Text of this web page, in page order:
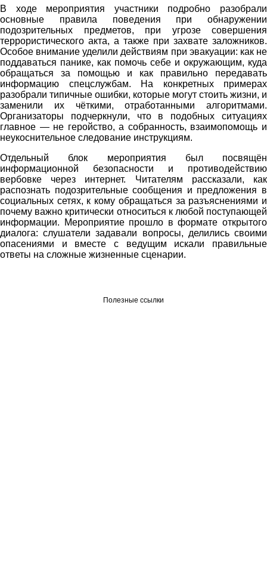
В ходе мероприятия участники подробно разобрали
основные правила поведения при обнаружении
подозрительных предметов, при угрозе совершения
террористического акта, а также при захвате заложников.
Особое внимание уделили действиям при эвакуации: как не
поддаваться панике, как помочь себе и окружающим, куда
обращаться за помощью и как правильно передавать
информацию спецслужбам. На конкретных примерах
разобрали типичные ошибки, которые могут стоить жизни, и
заменили их чёткими, отработанными алгоритмами.
Организаторы подчеркнули, что в подобных ситуациях
главное — не геройство, а собранность, взаимопомощь и
неукоснительное следование инструкциям.
Отдельный блок мероприятия был посвящён
информационной безопасности и противодействию
вербовке через интернет. Читателям рассказали, как
распознать подозрительные сообщения и предложения в
социальных сетях, к кому обращаться за разъяснениями и
почему важно критически относиться к любой поступающей
информации. Мероприятие прошло в формате открытого
диалога: слушатели задавали вопросы, делились своими
опасениями и вместе с ведущим искали правильные
ответы на сложные жизненные сценарии.
Полезные ссылки